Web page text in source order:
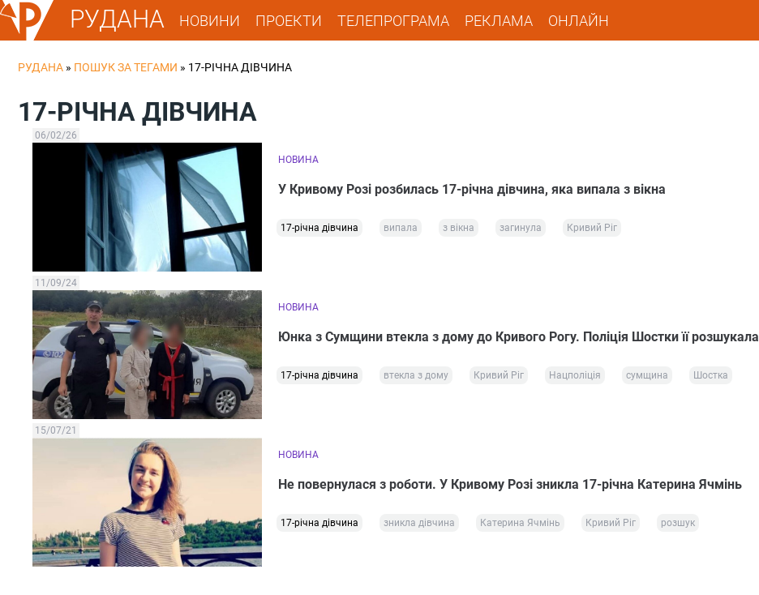
РУДАНА НОВИНИ ПРОЕКТИ ТЕЛЕПРОГРАМА РЕКЛАМА ОНЛАЙН
РУДАНА » ПОШУК ЗА ТЕГАМИ » 17-РІЧНА ДІВЧИНА
17-РІЧНА ДІВЧИНА
06/02/26
НОВИНА
У Кривому Розі розбилась 17-річна дівчина, яка випала з вікна
17-річна дівчина випала з вікна загинула Кривий Ріг
11/09/24
НОВИНА
Юнка з Сумщини втекла з дому до Кривого Рогу. Поліція Шостки її розшукала
17-річна дівчина втекла з дому Кривий Ріг Нацполіція сумщина Шостка
15/07/21
НОВИНА
Не повернулася з роботи. У Кривому Розі зникла 17-річна Катерина Ячмінь
17-річна дівчина зникла дівчина Катерина Ячмінь Кривий Ріг розшук